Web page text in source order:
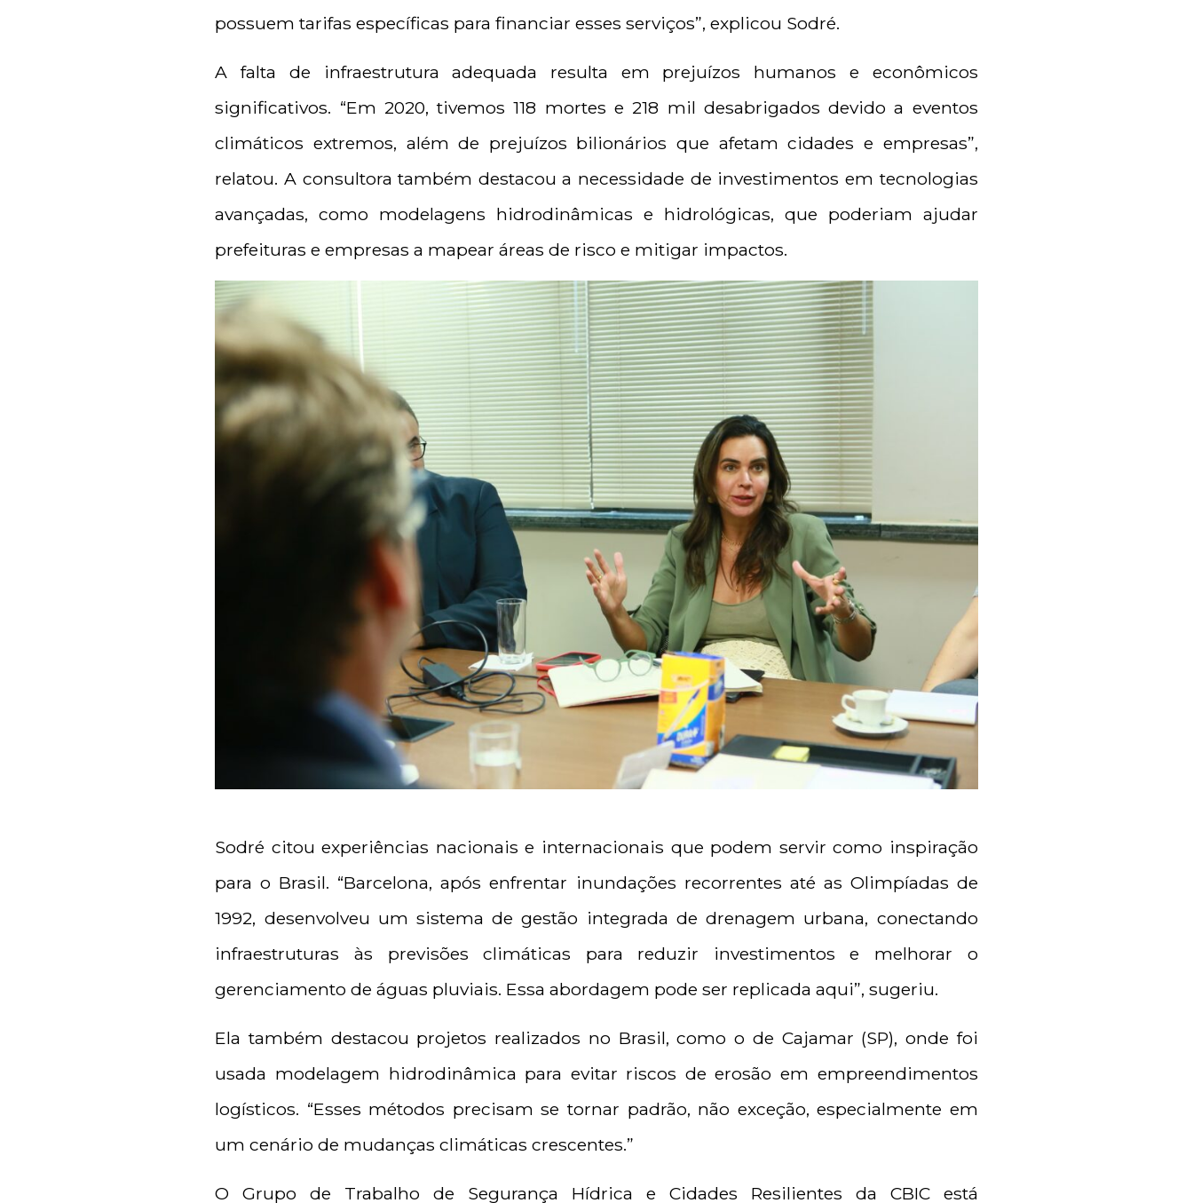
possuem tarifas específicas para financiar esses serviços”, explicou Sodré.
A falta de infraestrutura adequada resulta em prejuízos humanos e econômicos
significativos. “Em 2020, tivemos 118 mortes e 218 mil desabrigados devido a eventos
climáticos extremos, além de prejuízos bilionários que afetam cidades e empresas”,
relatou. A consultora também destacou a necessidade de investimentos em tecnologias
avançadas, como modelagens hidrodinâmicas e hidrológicas, que poderiam ajudar
prefeituras e empresas a mapear áreas de risco e mitigar impactos.
Sodré citou experiências nacionais e internacionais que podem servir como inspiração
para o Brasil. “Barcelona, após enfrentar inundações recorrentes até as Olimpíadas de
1992, desenvolveu um sistema de gestão integrada de drenagem urbana, conectando
infraestruturas às previsões climáticas para reduzir investimentos e melhorar o
gerenciamento de águas pluviais. Essa abordagem pode ser replicada aqui”, sugeriu.
Ela também destacou projetos realizados no Brasil, como o de Cajamar (SP), onde foi
usada modelagem hidrodinâmica para evitar riscos de erosão em empreendimentos
logísticos. “Esses métodos precisam se tornar padrão, não exceção, especialmente em
um cenário de mudanças climáticas crescentes.”
O Grupo de Trabalho de Segurança Hídrica e Cidades Resilientes da CBIC está